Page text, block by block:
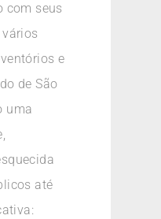
com seus
e
de São
uma
até